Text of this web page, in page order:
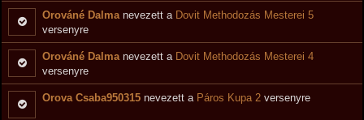
Orováné Dalma nevezett a Dovit Methodozás Mesterei 5
versenyre
Orováné Dalma nevezett a Dovit Methodozás Mesterei 4
versenyre
Orova Csaba950315 nevezett a Páros Kupa 2 versenyre